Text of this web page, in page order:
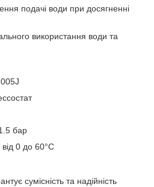
подачі води при досягненні
використання води та
бар
0 до 60°C
сумісність та надійність